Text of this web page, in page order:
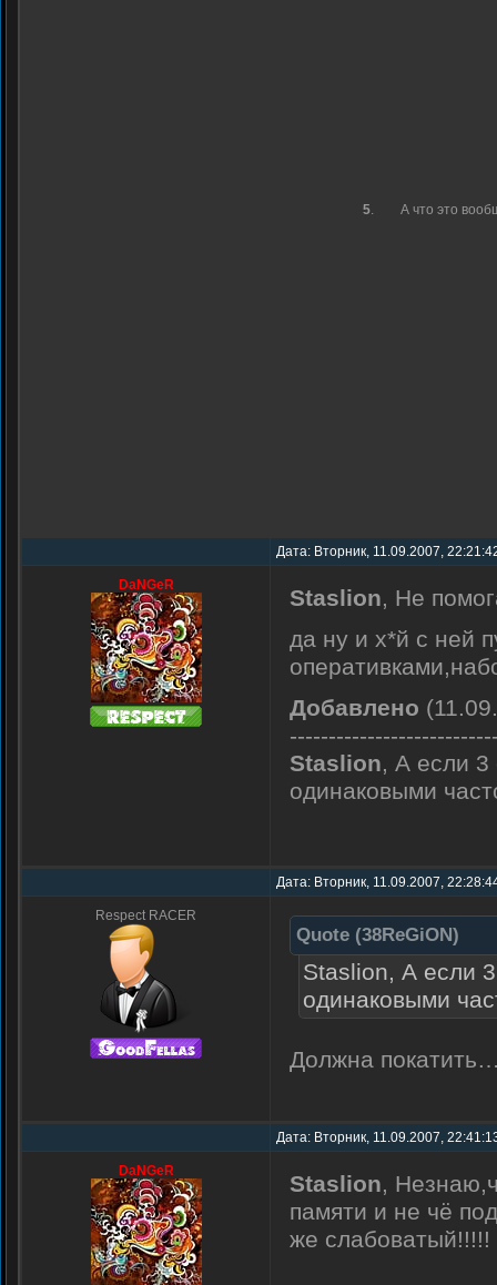
5. А что это
Дата: Вторник, 11.09.2007,
DaNGeR Staslion, Не
да ну и х*й с ней
Добавлено
Staslion, А если 3
одинаковыми
Дата: Вторник, 11.09.2007,
Respect RACER
Quote (38ReGiON)
Staslion, А если
одинаковыми
Должна
Дата: Вторник, 11.09.2007,
DaNGeR Staslion,
памяти и не чё
же слабоватый!!!!!